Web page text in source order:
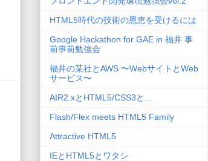
HTML5時代の技術の恩恵を受けるには
Google Hackathon for GAE in 福井 事
前事前勉強会
福井の某社とAWS 〜WebサイトとWeb
サービス〜
AIR2.xとHTML5/CSS3と...
Flash/Flex meets HTML5 Family
Attractive HTML5
IEとHTML5とワタシ